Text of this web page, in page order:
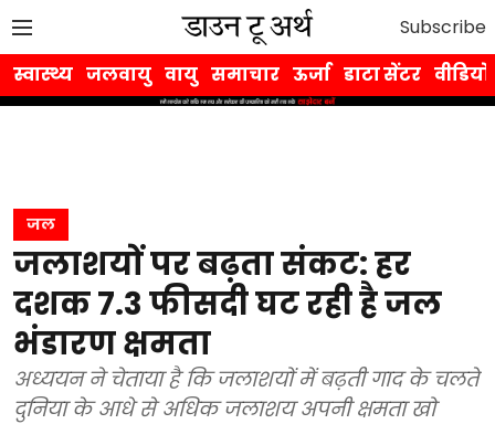
Subscribe
स्वास्थ्य जलवायु वायु समाचार ऊर्जा डाटा सेंटर वीडियो
जल
जलाशयों पर बढ़ता संकट: हर
दशक 7.3 फीसदी घट रही है जल
भंडारण क्षमता
अध्ययन ने चेताया है कि जलाशयों में बढ़ती गाद के चलते
दुनिया के आधे से अधिक जलाशय अपनी क्षमता खो